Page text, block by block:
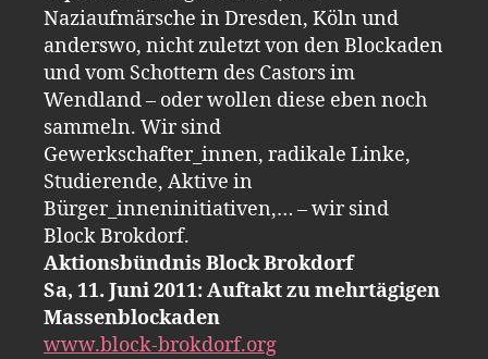
Naziaufmärsche in Dresden, Köln und
anderswo, nicht zuletzt von den Blockaden
und vom Schottern des Castors im
Wendland – oder wollen diese eben noch
sammeln. Wir sind
Gewerkschafter_innen, radikale Linke,
Studierende, Aktive in
Bürger_inneninitiativen,… – wir sind
Block Brokdorf.
Aktionsbündnis Block Brokdorf
Sa, 11. Juni 2011: Auftakt zu mehrtägigen
Massenblockaden
www.block-brokdorf.org